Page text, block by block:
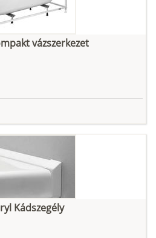
vázszerkezet
Kádszegély